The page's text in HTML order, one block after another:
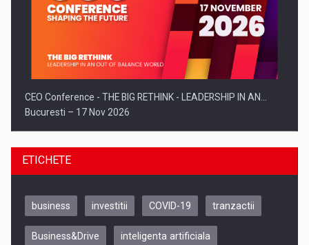
CEO Conference - THE BIG RETHINK - LEADERSHIP IN AN…
Bucuresti – 17 Nov 2026
ETICHETE
business investitii COVID-19 tranzactii
Business&Drive inteligenta artificiala